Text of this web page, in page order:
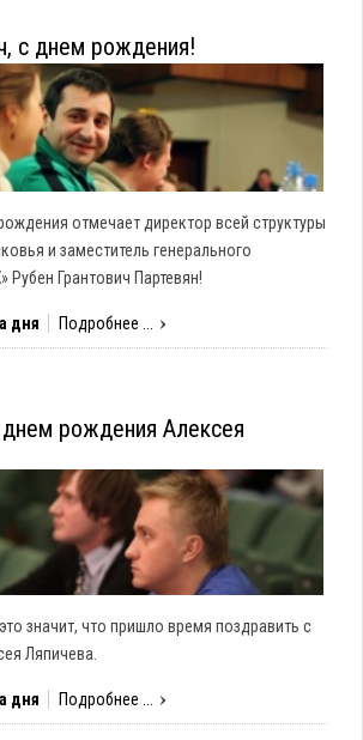
с днем рождения!
отмечает директор всей структуры
и заместитель генерального
Рубен Грантович Партевян!
дня Подробнее ...
рождения Алексея
значит, что пришло время поздравить с
Ляпичева.
дня Подробнее ...